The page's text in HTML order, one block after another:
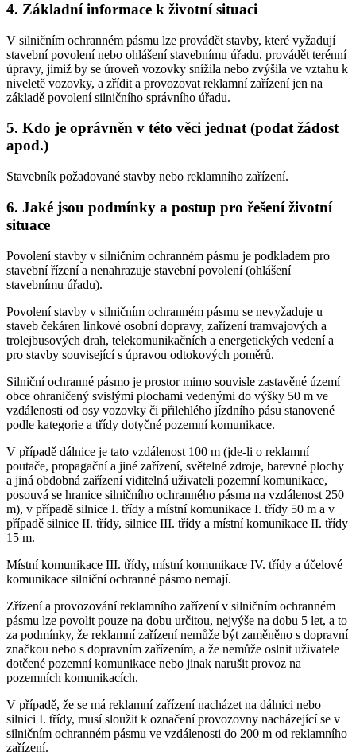
4. Základní informace k životní situaci
V silničním ochranném pásmu lze provádět stavby, které vyžadují
stavební povolení nebo ohlášení stavebnímu úřadu, provádět terénní
úpravy, jimiž by se úroveň vozovky snížila nebo zvýšila ve vztahu k
niveletě vozovky, a zřídit a provozovat reklamní zařízení jen na
základě povolení silničního správního úřadu.
5. Kdo je oprávněn v této věci jednat (podat žádost
apod.)
Stavebník požadované stavby nebo reklamního zařízení.
6. Jaké jsou podmínky a postup pro řešení životní
situace
Povolení stavby v silničním ochranném pásmu je podkladem pro
stavební řízení a nenahrazuje stavební povolení (ohlášení
stavebnímu úřadu).
Povolení stavby v silničním ochranném pásmu se nevyžaduje u
staveb čekáren linkové osobní dopravy, zařízení tramvajových a
trolejbusových drah, telekomunikačních a energetických vedení a
pro stavby související s úpravou odtokových poměrů.
Silniční ochranné pásmo je prostor mimo souvisle zastavěné území
obce ohraničený svislými plochami vedenými do výšky 50 m ve
vzdálenosti od osy vozovky či přilehlého jízdního pásu stanovené
podle kategorie a třídy dotyčné pozemní komunikace.
V případě dálnice je tato vzdálenost 100 m (jde-li o reklamní
poutače, propagační a jiné zařízení, světelné zdroje, barevné plochy
a jiná obdobná zařízení viditelná uživateli pozemní komunikace,
posouvá se hranice silničního ochranného pásma na vzdálenost 250
m), v případě silnice I. třídy a místní komunikace I. třídy 50 m a v
případě silnice II. třídy, silnice III. třídy a místní komunikace II. třídy
15 m.
Místní komunikace III. třídy, místní komunikace IV. třídy a účelové
komunikace silniční ochranné pásmo nemají.
Zřízení a provozování reklamního zařízení v silničním ochranném
pásmu lze povolit pouze na dobu určitou, nejvýše na dobu 5 let, a to
za podmínky, že reklamní zařízení nemůže být zaměněno s dopravní
značkou nebo s dopravním zařízením, a že nemůže oslnit uživatele
dotčené pozemní komunikace nebo jinak narušit provoz na
pozemních komunikacích.
V případě, že se má reklamní zařízení nacházet na dálnici nebo
silnici I. třídy, musí sloužit k označení provozovny nacházející se v
silničním ochranném pásmu ve vzdálenosti do 200 m od reklamního
zařízení.